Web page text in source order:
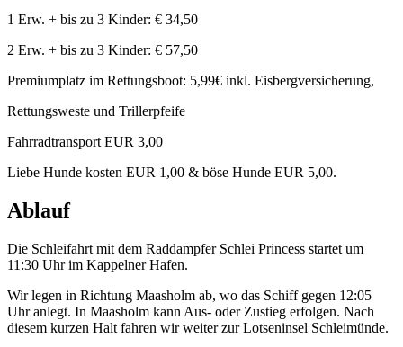
1 Erw. + bis zu 3 Kinder: € 34,50
2 Erw. + bis zu 3 Kinder: € 57,50
Premiumplatz im Rettungsboot: 5,99€ inkl. Eisbergversicherung,
Rettungsweste und Trillerpfeife
Fahrradtransport EUR 3,00
Liebe Hunde kosten EUR 1,00 & böse Hunde EUR 5,00.
Ablauf
Die Schleifahrt mit dem Raddampfer Schlei Princess startet um
11:30 Uhr im Kappelner Hafen.
Wir legen in Richtung Maasholm ab, wo das Schiff gegen 12:05
Uhr anlegt. In Maasholm kann Aus- oder Zustieg erfolgen. Nach
diesem kurzen Halt fahren wir weiter zur Lotseninsel Schleimünde.